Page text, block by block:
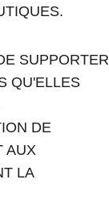
SUPPORTER
QU'ELLES
DE
AUX
LA